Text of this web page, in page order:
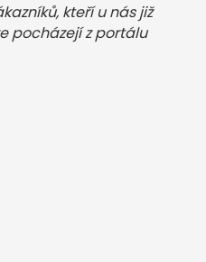
kteří u nás již
pocházejí z portálu